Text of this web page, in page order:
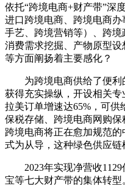
依托“跨境电商+财产带”深
进口跨境电商、跨境电商
手艺、跨境营销等）、跨
消费需求挖掘、产物原型
等方面阐扬着主要感化？
为跨境电商供给了便利
获得充实操纵，开设相关专
拉美订单增速达65%，可
保税存储、跨境电商网购
跨境电商将正在愈加规范
式为从导，这种绿色供应链
2023年实现净营收1129
宝等七大财产带的集体转